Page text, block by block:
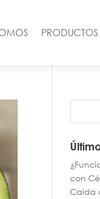
PRODUCTOS
con
Caída